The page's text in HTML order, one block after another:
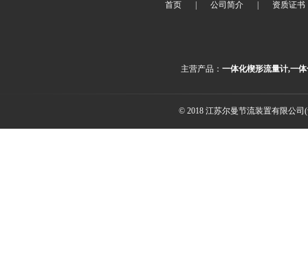
首页 公司简介 资质证书
主营产品：一体化楔形流量计,一
© 2018 江苏尔曼节流装置有限公司